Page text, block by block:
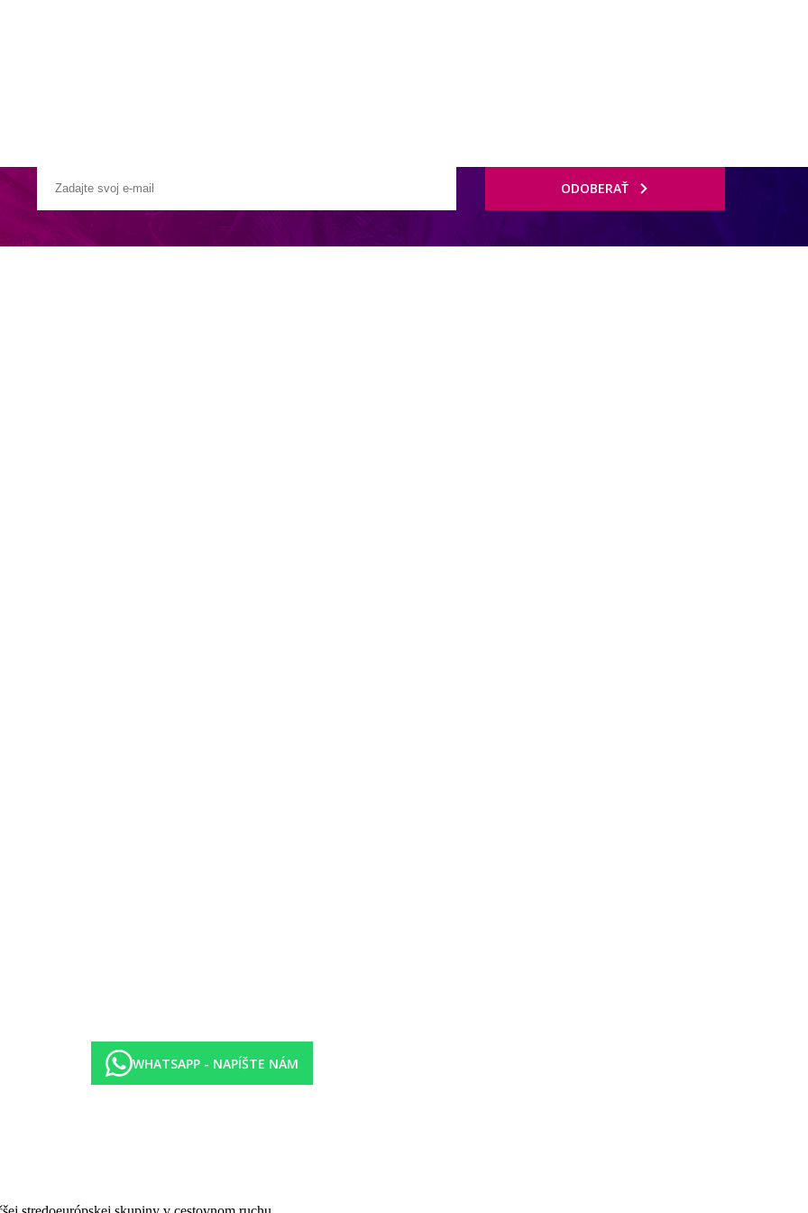
v atole Dhaalu. Tento malebný ostrov je prepojený mostom so susedným ostrovom Maafushi, kde sa nachádza sesterský hotel
tyrkysovou lagúnou.
(fusion, japonská), swim-up bar + možnosť využívať všetky služby sesterského hotela
na pláži, sprcha, toaleta, fén, klimatizácia, ventilátor, minibar, trezor, TV, Wi-Fi, set na prípravu kávy / čaju, balkón (zariadený)
vybavenie)
- 22:00) v reštauráciách podľa otváracej doby
(večera) - nutná predchádzajúca rezervácia
Atoll (raňajky a večera) - nutná predchádzajúca rezervácia
nápojov (0:00 - 24:00)
- 24:00)
ODOBERAŤ
WHATSAPP - NAPÍŠTE NÁM